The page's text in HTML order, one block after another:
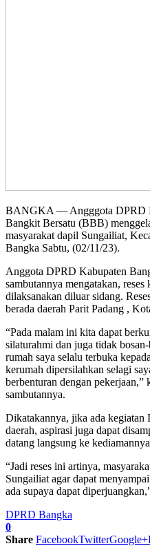
BANGKA — Angggota DPRD
Bangkit Bersatu (BBB)
masyarakat dapil Sungailiat,
Bangka Sabtu, (02/11/23).
Anggota DPRD Kabupaten
sambutannya mengatakan,
dilaksanakan diluar sidang.
berada daerah Parit Padang ,
“Pada malam ini kita dapat
silaturahmi dan juga tidak
rumah saya selalu terbuka
kerumah dipersilahkan selagi
berbenturan dengan
sambutannya.
Dikatakannya, jika ada
daerah, aspirasi juga dapat
datang langsung ke
“Jadi reses ini artinya,
Sungailiat agar dapat
ada supaya dapat
DPRD Bangka
0
Share FacebookTwitterGoogle+